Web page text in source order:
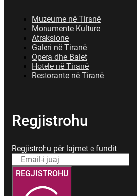
Muzeume në Tiranë
Monumente Kulture
Atraksione
Galeri në Tiranë
Opera dhe Balet
Hotele në Tiranë
Restorante në Tiranë
Regjistrohu
Regjistrohu për lajmet e fundit
REGJISTROHU